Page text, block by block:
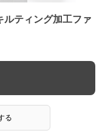
ルティング加工ファ
る